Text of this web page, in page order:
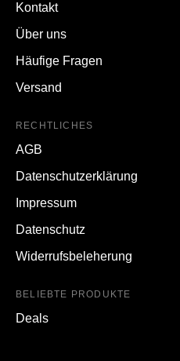
Kontakt
Über uns
Häufige Fragen
Versand
RECHTLICHES
AGB
Datenschutzerklärung
Impressum
Datenschutz
Widerrufsbeleherung
BELIEBTE PRODUKTE
Deals